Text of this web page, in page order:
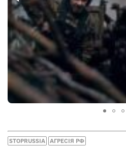
STOPRUSSIA АГРЕСІЯ РФ